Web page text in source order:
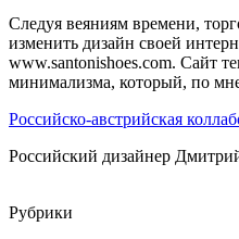
Следуя веяниям времени,
изменить дизайн своей
www.santonishoes.com. Сайт
минимализма, который, по
Российско-австрийская
Российский дизайнер
Рубрики